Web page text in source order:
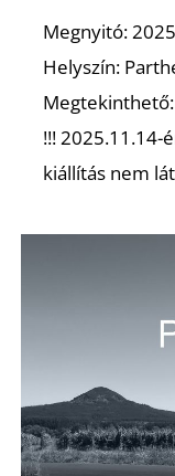
Megnyitó:
Helyszín:
!!! 2025.11.14-
kiállítás nem